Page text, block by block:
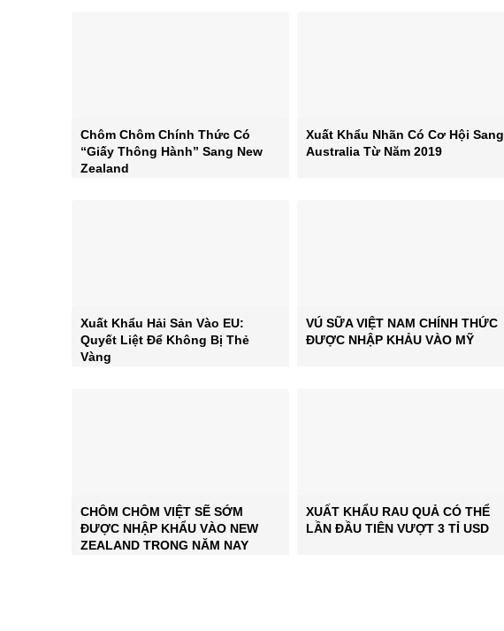
Chôm Chôm Chính Thức Có
“giấy Thông Hành” Sang New
Zealand
Xuất Khẩu Nhãn Có Cơ Hội Sang
Australia Từ Năm 2019
Xuất Khẩu Hải Sản Vào EU:
Quyết Liệt Để Không Bị Thẻ
Vàng
VÚ SỮA VIỆT NAM CHÍNH THỨC
ĐƯỢC NHẬP KHẢU VÀO MỸ
CHÔM CHÔM VIỆT SẼ SỚM
ĐƯỢC NHẬP KHẨU VÀO NEW
ZEALAND TRONG NĂM NAY
XUẤT KHẨU RAU QUẢ CÓ THỂ
LẦN ĐẦU TIÊN VƯỢT 3 TỈ USD